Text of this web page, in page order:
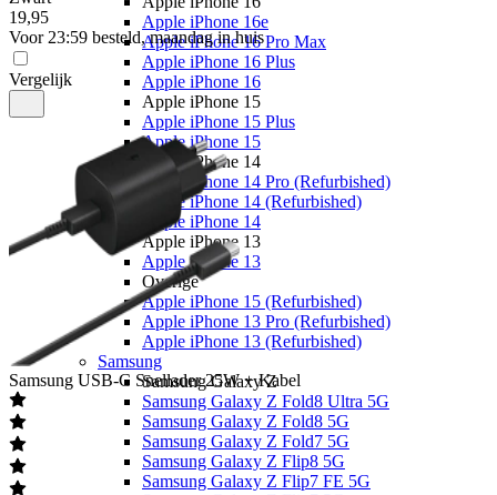
Apple iPhone 16e
Apple iPhone 16 Pro Max
Apple iPhone 16 Plus
Apple iPhone 16
Apple iPhone 15
Apple iPhone 15 Plus
Apple iPhone 15
Apple iPhone 14
Apple iPhone 14 Pro (Refurbished)
Apple iPhone 14 (Refurbished)
Apple iPhone 14
Apple iPhone 13
Apple iPhone 13
Overige
Apple iPhone 15 (Refurbished)
Apple iPhone 13 Pro (Refurbished)
Apple iPhone 13 (Refurbished)
Samsung
Samsung Galaxy Z
Samsung Galaxy Z Fold8 Ultra 5G
Samsung Galaxy Z Fold8 5G
Samsung Galaxy Z Fold7 5G
Samsung Galaxy Z Flip8 5G
Samsung Galaxy Z Flip7 FE 5G
19,95
Voor 23:59 besteld, maandag in huis
Vergelijk
Samsung USB-C Snellader 25W + Kabel